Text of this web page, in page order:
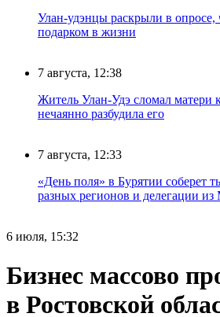
Улан-удэнцы раскрыли в опросе,
подарком в жизни
7 августа, 12:38
Житель Улан-Удэ сломал матери
нечаянно разбудила его
7 августа, 12:33
«День поля» в Бурятии соберет
разных регионов и делегации
6 июля, 15:32
Бизнес массово
в Ростовской